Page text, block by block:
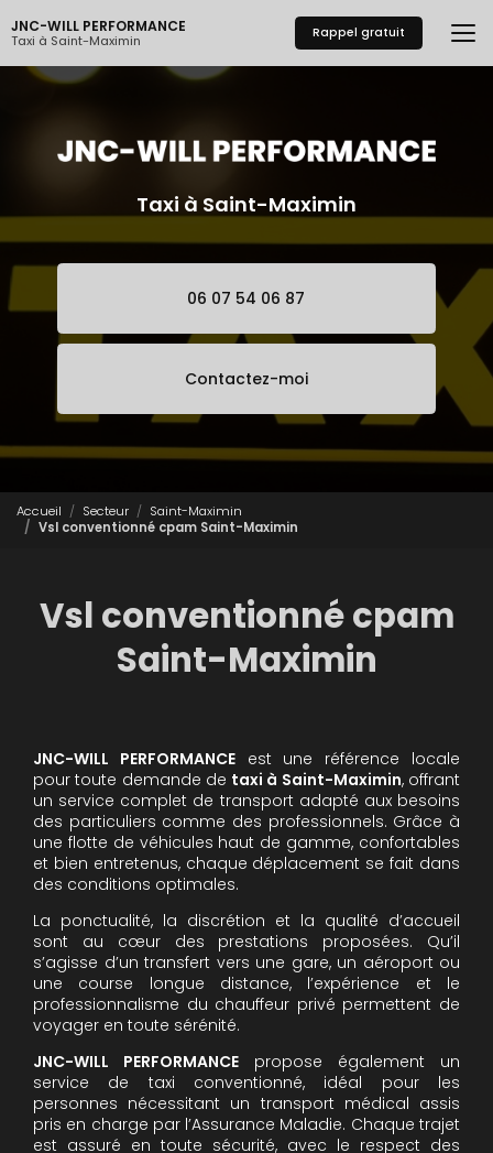
au
contenu
principal
JNC-WILL PERFORMANCE
Taxi à Saint-Maximin Rappel gratuit
Taxi à Saint-Maximin
06 07 54 06 87
Contactez-moi
Accueil Secteur
Saint-Maximin
Vsl conventionné cpam Saint-Maximin
Vsl conventionné cpam
Saint-Maximin
JNC-WILL PERFORMANCEest une référence locale
pour toute demande de taxi à Saint-Maximin, offrant
un service complet de transport adapté aux besoins
des particuliers comme des professionnels. Grâce à
une flotte de véhicules haut de gamme, confortables
et bien entretenus, chaque déplacement se fait dans
des conditions optimales.
La ponctualité, la discrétion et la qualité d’accueil
sont au cœur des prestations proposées. Qu’il
s’agisse d’un transfert vers une gare, un aéroport ou
une course longue distance, l’expérience et le
professionnalisme du chauffeur privé permettent de
voyager en toute sérénité.
JNC-WILL PERFORMANCE propose également un
service de taxi conventionné, idéal pour les
personnes nécessitant un transport médical assis
pris en charge par l’Assurance Maladie. Chaque trajet
est assuré en toute sécurité, avec le respect des